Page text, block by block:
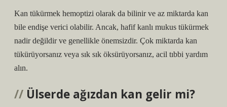
Kan tükürmek hemoptizi olarak da bilinir ve az miktarda kan
bile endişe verici olabilir. Ancak, hafif kanlı mukus tükürmek
nadir değildir ve genellikle önemsizdir. Çok miktarda kan
tükürüyorsanız veya sık sık öksürüyorsanız, acil tıbbi yardım
alın.
Ülserde ağızdan kan gelir mi?